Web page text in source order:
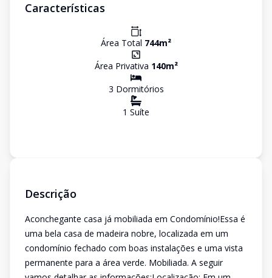
Características
Área Total 744m²
Área Privativa 140m²
3 Dormitórios
1 Suíte
Descrição
Aconchegante casa já mobiliada em Condomínio!Essa é
uma bela casa de madeira nobre, localizada em um
condomínio fechado com boas instalações e uma vista
permanente para a área verde. Mobiliada. A seguir